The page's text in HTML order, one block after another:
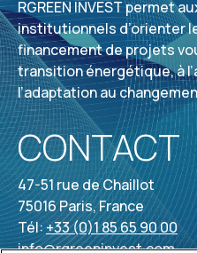
RGREEN INVEST permet
institutionnels d’orienter
financement de projets
transition énergétique, à
l’adaptation au
CONTACT
47-51 rue de Chaillot
75016 Paris, France
Tél: +33 (0)1 85 65 90 00
info@rgreeninvest.com